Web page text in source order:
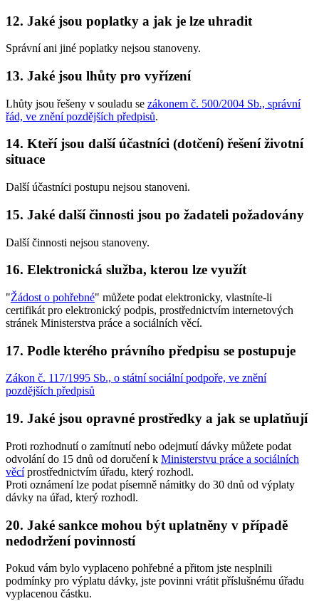
12. Jaké jsou poplatky a jak je lze uhradit
Správní ani jiné poplatky nejsou stanoveny.
13. Jaké jsou lhůty pro vyřízení
Lhůty jsou řešeny v souladu se zákonem č. 500/2004 Sb., správní
řád, ve znění pozdějších předpisů.
14. Kteří jsou další účastníci (dotčení) řešení životní
situace
Další účastníci postupu nejsou stanoveni.
15. Jaké další činnosti jsou po žadateli požadovány
Další činnosti nejsou stanoveny.
16. Elektronická služba, kterou lze využít
"Žádost o pohřebné" můžete podat elektronicky, vlastníte-li
certifikát pro elektronický podpis, prostřednictvím internetových
stránek Ministerstva práce a sociálních věcí.
17. Podle kterého právního předpisu se postupuje
Zákon č. 117/1995 Sb., o státní sociální podpoře, ve znění
pozdějších předpisů
19. Jaké jsou opravné prostředky a jak se uplatňují
Proti rozhodnutí o zamítnutí nebo odejmutí dávky můžete podat
odvolání do 15 dnů od doručení k Ministerstvu práce a sociálních
věcíprostřednictvím úřadu, který rozhodl.
Proti oznámení lze podat písemně námitky do 30 dnů od výplaty
dávky na úřad, který rozhodl.
20. Jaké sankce mohou být uplatněny v případě
nedodržení povinností
Pokud vám bylo vyplaceno pohřebné a přitom jste nesplnili
podmínky pro výplatu dávky, jste povinni vrátit příslušnému úřadu
vyplacenou částku.